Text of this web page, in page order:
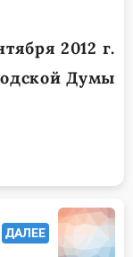
2012 г.
Думы
ДАЛЕЕ